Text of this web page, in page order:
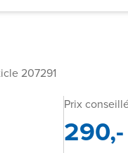
207291
Prix
290,-